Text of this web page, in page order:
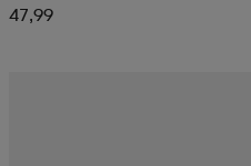
47,99